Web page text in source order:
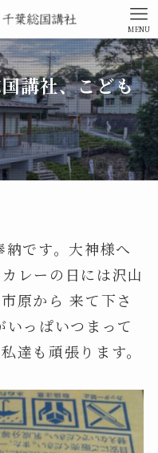
MENU
講社、こども
です。大神様へ
レーの日には沢山
原から 来て下さ
っぱいつまって
達も頑張ります。